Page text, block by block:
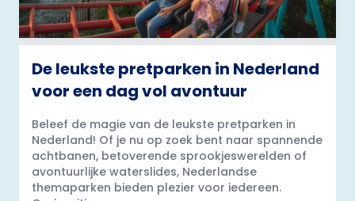
De leukste pretparken in Nederland
voor een dag vol avontuur
Beleef de magie van de leukste pretparken in
Nederland! Of je nu op zoek bent naar spannende
achtbanen, betoverende sprookjeswerelden of
avontuurlijke waterslides, Nederlandse
themaparken bieden plezier voor iedereen.